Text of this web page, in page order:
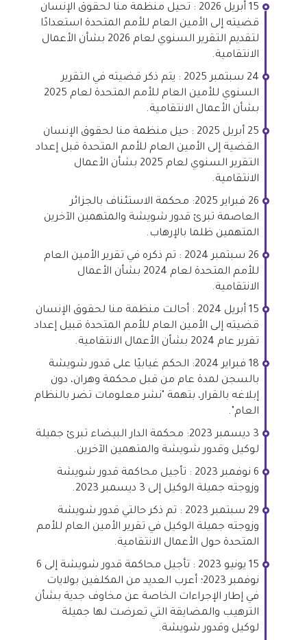
15 أبريل 2026 : تحيل منظمة منا لحقوق الإنسان
قضيته إلى الأمين العام للأمم المتحدة استعدادًا
لتقديم التقرير السنوي لعام 2026 بشأن الأعمال
الانتقامية.
24 سبتمبر 2025 : يتم ذكر قضيته في التقرير
السنوي للأمين العام للأمم المتحدة لعام 2025
بشأن الأعمال الانتقامية.
25 أبريل 2025 : حيل منظمة منا لحقوق الإنسان
القضية إلى الأمين العام للأمم المتحدة قبل إعداد
التقرير السنوي لعام 2025 بشأن الأعمال
الانتقامية.
26 فبراير 2025: محكمة الاستئناف بالجزائر
العاصمة تبرئ قدور شويشة والمتهمين الآخرين
المتهمين ظلما بالإرهاب.
26 سبتمبر 2024 : تم ذكره في تقرير الأمين العام
للأمم المتحدة لعام 2024 بشأن الأعمال
الانتقامية.
15 أبريل 2024 : أحالت منظمة منا لحقوق الإنسان
قضيته إلى الأمين العام للأمم المتحدة قبيل إعداد
تقرير عام 2024 بشأن الأعمال الانتقامية.
18 فبراير 2024: الحكم غيابيًا على قدور شويشة
بالسجن لمدة عام من قبل محكمة وهران، دون
إبلاغه بالقرار، بتهمة "نشر معلومات تضر بالنظام
العام".
3 ديسمبر 2023: محكمة الدار البيضاء تبرئ جميلة
لوكيل وقدور شويشة والمتهمين الآخرين.
6 نوفمبر 2023 : تأجيل محاكمة قدور شويشة
وزوجته جميلة الوكيل إلى 3 ديسمبر 2023.
29 سبتمبر 2023 : تم ذكر حالتي قدور شويشة
وزوجته جميلة الوكيل في تقرير الأمين العام للأمم
المتحدة حول الأعمال الانتقامية.
15 يونيو 2023 : تأجيل محاكمة قدور شويشة إلى 6
نوفمبر 2023؛ أعرب العديد من المكلفين بولايات
في إطار الإجراءات الخاصة عن مخاوف جدية بشأن
الترهيب والمضايقة التي تعرضت لها جميلة
لوكيل وقدور شويشة.